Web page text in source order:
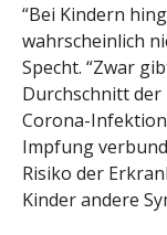
“Bei Kindern
wahrscheinlich
Specht. “Zwar
Durchschnitt
Corona-
Impfung
Risiko der
Kinder andere